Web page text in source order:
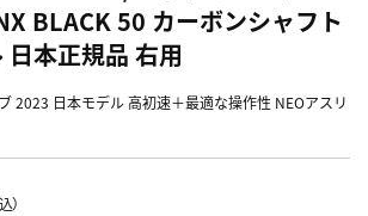
BLACK 50 カーボンシャフト
本正規品 右用
2023 日本モデル 高初速＋最適な操作性 NEOアスリ
）